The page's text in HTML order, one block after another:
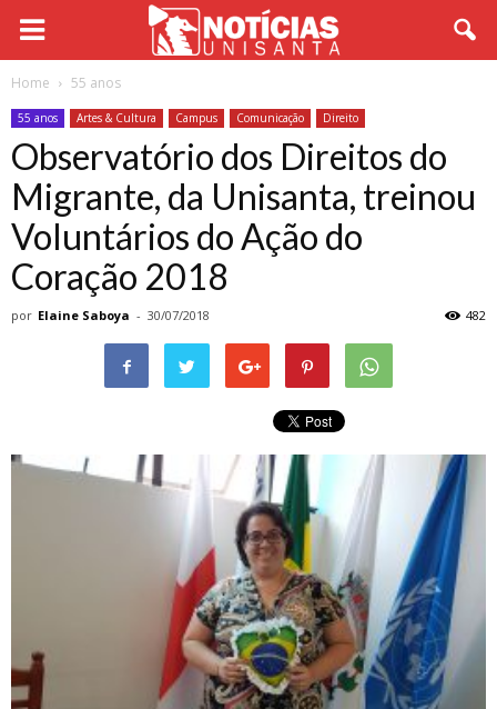
Home 55 anos
55 anos Artes & Cultura Campus Comunicação Direito
Observatório dos Direitos do
Migrante, da Unisanta, treinou
Voluntários do Ação do
Coração 2018
por Elaine Saboya - 30/07/2018 482